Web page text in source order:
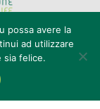
- P.IVA e CF
n° 04/1976 -
byAuranex|
possa avere la
ad utilizzare
sia felice.